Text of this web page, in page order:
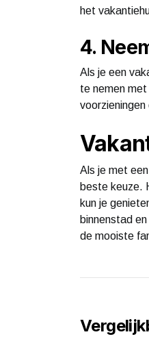
het
4.
Als je een
te nemen
Als je met
beste keuze.
kun je
binnenstad
de mooiste